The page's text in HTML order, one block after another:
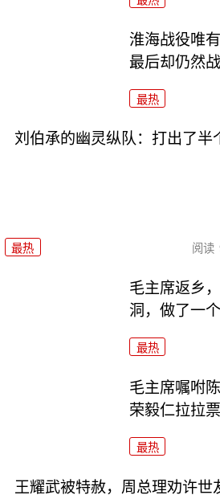
淮海战役唯
最后却仍然
最热
刘伯承的幽灵纵队：打出了半
最热 阅读
毛主席返乡
洞，做了一
最热
毛主席嘱咐
荣毅仁拉拉票
最热
王耀武被特赦，周总理劝许世